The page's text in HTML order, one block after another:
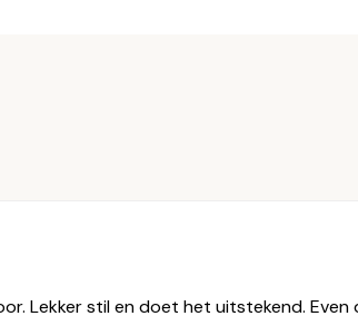
Lekker stil en doet het uitstekend.